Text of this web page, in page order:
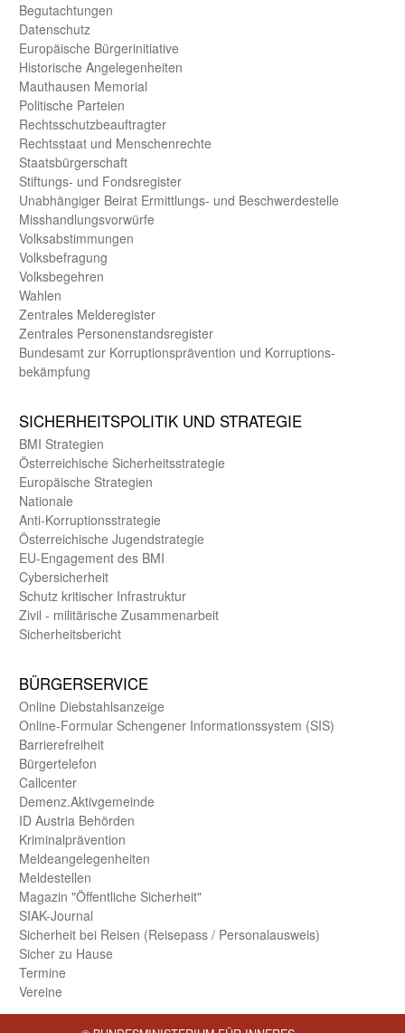
Begut­achtungen
Daten­schutz
Europäische Bürger­initiative
Historische Angelegen­heiten
Mauthausen Memorial
Politische Parteien
Rechts­schutz­beauftragter
Rechts­staat und Menschen­rechte
Staats­bürger­schaft
Stiftungs- und Fonds­register
Unab­hängiger Beirat Ermittlungs- und Beschwerde­stelle
Misshandlungs­vorwürfe
Volks­abstimmungen
Volks­befragung
Volks­begehren
Wahlen
Zentrales Melde­register
Zentrales Personen­stands­register
Bundes­amt zur Korrup­tions­prävention und Korrup­tions­
bekämpfung
SICHER­HEITS­POLITIK UND STRATEGIE
BMI Strategien
Öster­reichische Sicherheits­strategie
Europäische Strategien
Nationale
Anti-Korruptions­strategie
Öster­reichische Jugend­strategie
EU-Engagement des BMI
Cybersicherheit
Schutz kritischer Infra­struktur
Zivil - militärische Zusammen­arbeit
Sicherheits­bericht
BÜRGER­SERVICE
Online Diebstahls­anzeige
Online-Formular Schengener Informationssystem (SIS)
Barriere­freiheit
Bürger­telefon
Call­center
Demenz.Aktiv­gemeinde
ID Austria Behörden
Kriminal­prävention
Melde­an­ge­le­gen­heiten
Meld­estellen
Magazin "Öffentliche Sicherheit"
SIAK-Journal
Sicherheit bei Reisen (Reise­pass / Personal­ausweis)
Sicher zu Hause
Termine
Vereine